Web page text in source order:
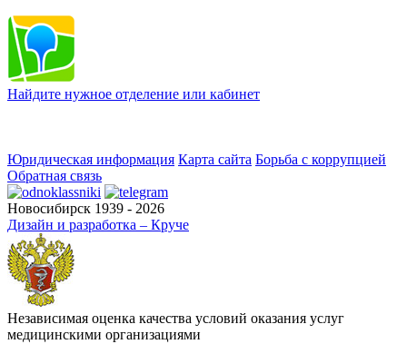
Найдите нужное отделение или кабинет
Юридическая информация Карта сайта Борьба с коррупцией
Обратная связь
Новосибирск 1939 - 2026
Дизайн и разработка – Круче
Независимая оценка качества условий оказания услуг
медицинскими организациями